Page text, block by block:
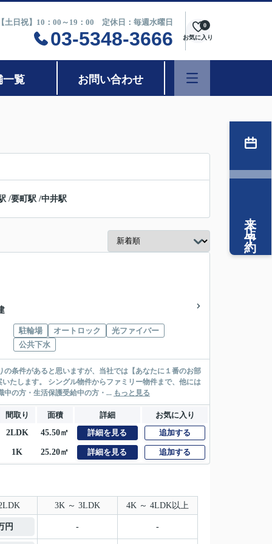
土日祝】10：00～19：00 定休日：毎週水曜日
03-5348-3666 お気に入り
0
一覧 お問い合わせ
/要町駅 /中井駅
駐輪場
オートロック
光ファイバー
公共下水
物件まで、他には
先がいない・休職中の方・生活保護受給中の方・... もっと見る
間取り 面積 詳細
お気に入り
2LDK 45.50㎡ 詳細を見る 追加する
1K 25.20㎡ 詳細を見る 追加する
3K ～ 3LDK 4K ～ 4LDK以上
円 - -
来店予約